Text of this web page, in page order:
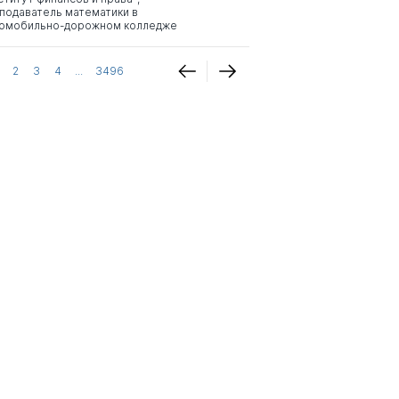
математики в
дорожном колледже
2 3 4 ... 3496